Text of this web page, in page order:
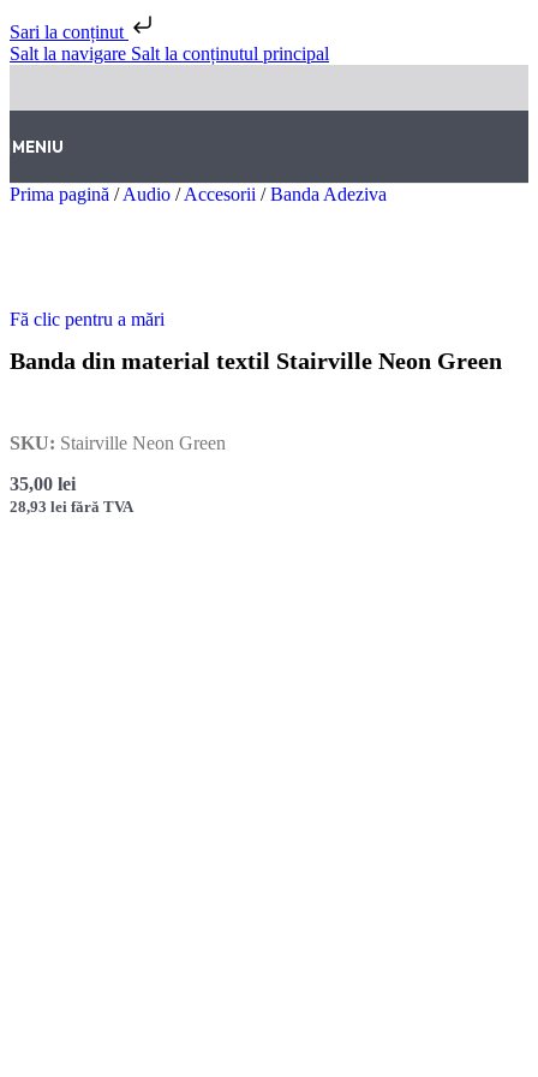
Sari la conținut
Salt la navigare Salt la conținutul principal
MENIU
Prima pagină / Audio / Accesorii / Banda Adeziva
Fă clic pentru a mări
Banda din material textil Stairville Neon Green
SKU: Stairville Neon Green
35,00 lei
28,93 lei fără TVA